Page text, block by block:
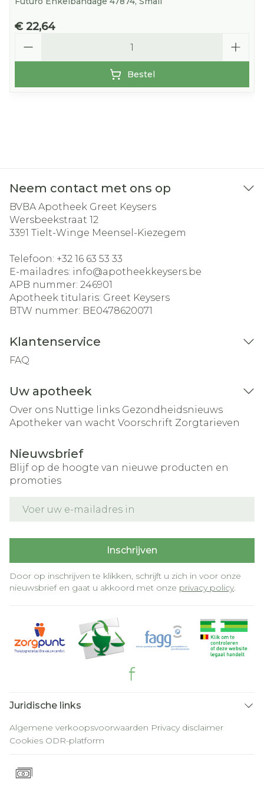
€ 22,64
Bestel
Neem contact met ons op
BVBA Apotheek Greet Keysers
Wersbeekstraat 12
3391 Tielt-Winge Meensel-Kiezegem
Telefoon: +32 16 63 53 33
E-mailadres: info@apotheekkeysers.be
APB nummer: 246901
Apotheek titularis: Greet Keysers
BTW nummer: BE0478620071
Klantenservice
FAQ
Uw apotheek
Over ons Nuttige links Gezondheidsnieuws
Apotheker van wacht Voorschrift Zorgtarieven
Nieuwsbrief
Blijf op de hoogte van nieuwe producten en
promoties
Inschrijven
Door op inschrijven te klikken, schrijft u zich in voor onze
nieuwsbrief en gaat u akkoord met onze privacy policy.
Juridische links
Algemene verkoopsvoorwaarden Privacy disclaimer
Cookies ODR-platform